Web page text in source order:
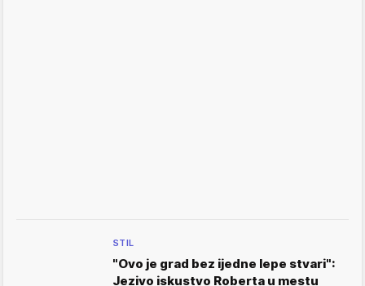
STIL
"Ovo je grad bez ijedne lepe stvari":
Jezivo iskustvo Roberta u mestu